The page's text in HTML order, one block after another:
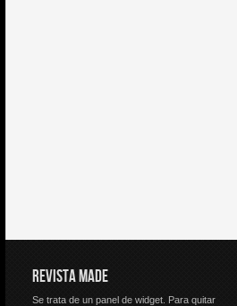
REVISTA MADE
Se trata de un panel de widget. Para quitar